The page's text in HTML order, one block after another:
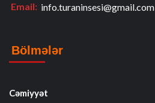
Email: info.turaninsesi@gmail.com
Bölmələr
Cəmiyyət